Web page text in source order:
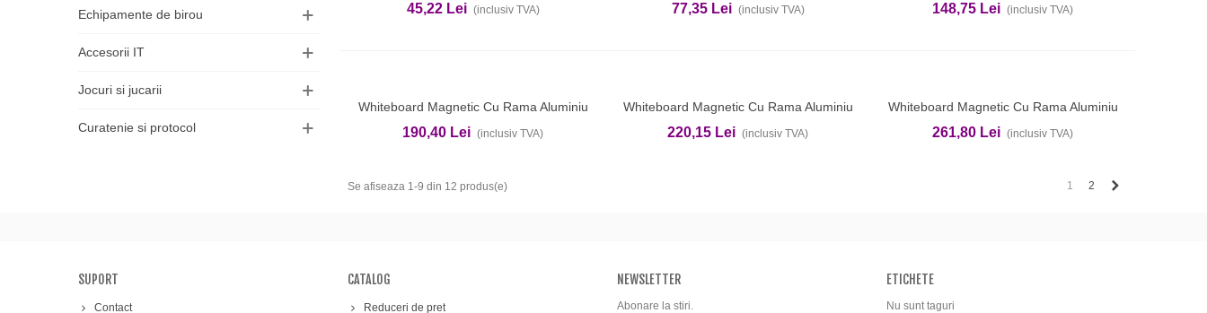
Echipamente de birou
Accesorii IT
Jocuri si jucarii
Curatenie si protocol
45,22 Lei (inclusiv TVA) 77,35 Lei (inclusiv TVA) 148,75 Lei (inclusiv TVA)
Adauga In Cos
Whiteboard Magnetic Cu Rama Aluminiu
90x150cm EVOffice
190,40 Lei (inclusiv TVA)
Adauga In Cos
Whiteboard Magnetic Cu Rama Aluminiu
90x180cm EVOffice
220,15 Lei (inclusiv TVA)
Adauga In Cos
Whiteboard Magnetic Cu Rama Aluminiu
100x200cm EVOffice
261,80 Lei (inclusiv TVA)
Se afiseaza 1-9 din 12 produs(e) 1 2
SUPORT
Contact
CATALOG
Reduceri de pret
NEWSLETTER
Abonare la stiri.
ETICHETE
Nu sunt taguri